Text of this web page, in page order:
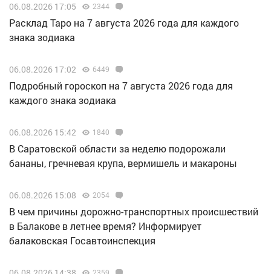
06.08.2026 17:05 2344
Расклад Таро на 7 августа 2026 года для каждого
знака зодиака
06.08.2026 17:02 6449
Подробный гороскоп на 7 августа 2026 года для
каждого знака зодиака
06.08.2026 15:42 1840
В Саратовской области за неделю подорожали
бананы, гречневая крупа, вермишель и макароны
06.08.2026 15:08 2054
В чем причины дорожно-транспортных происшествий
в Балакове в летнее время? Информирует
балаковская Госавтоинспекция
2359